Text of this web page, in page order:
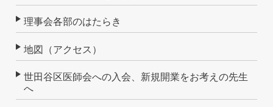
理事会各部のはたらき
地図（アクセス）
世田谷区医師会への入会、新規開業をお考えの先生
へ